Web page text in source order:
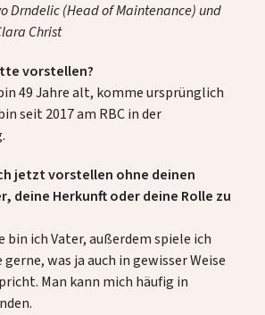
DE EN
Drndelic (Head of Maintenance) und
Christ
vorstellen?
49 Jahre alt, komme ursprünglich
seit 2017 am RBC in der
jetzt vorstellen ohne deinen
deine Herkunft oder deine Rolle zu
bin ich Vater, außerdem spiele ich
was ja auch in gewisser Weise
Man kann mich häufig in